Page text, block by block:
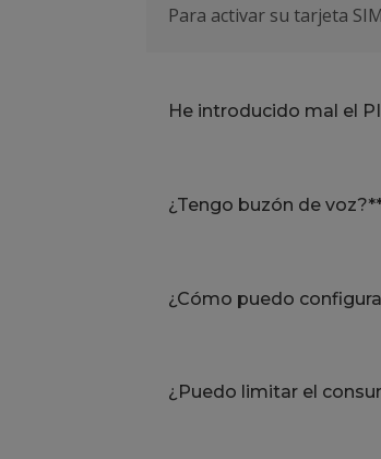
Para activar su tarjeta
He introducido mal el
¿Tengo buzón de
¿Cómo puedo
¿Puedo limitar el